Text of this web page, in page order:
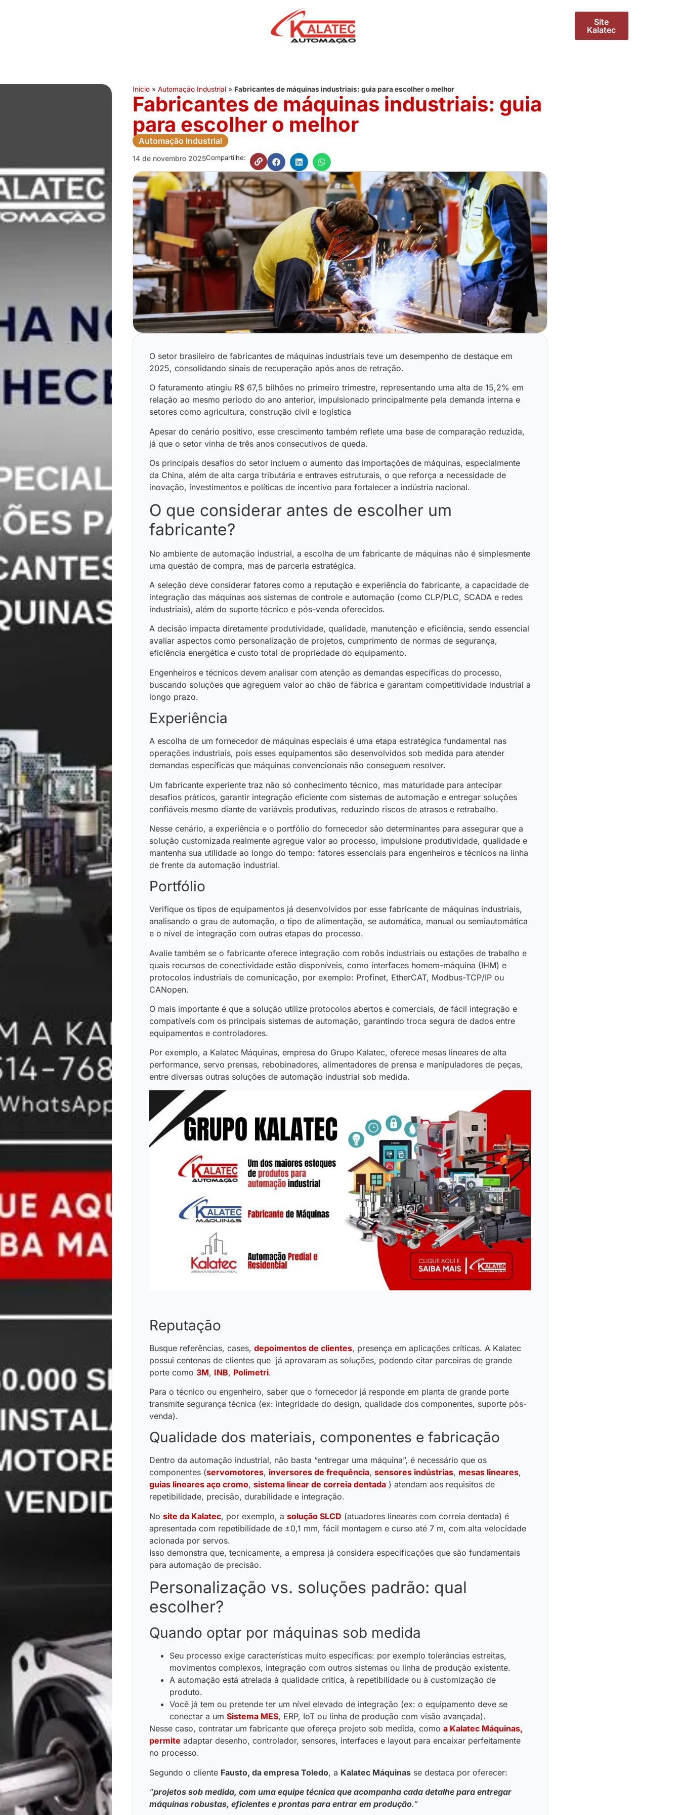
Site
Kalatec
Início » Automação Industrial » Fabricantes de máquinas industriais: guia para escolher o melhor
Fabricantes de máquinas industriais: guia
para escolher o melhor
Automação Industrial
14 de novembro 2025Compartilhe:
O setor brasileiro de fabricantes de máquinas industriais teve um desempenho de destaque em
2025, consolidando sinais de recuperação após anos de retração.
O faturamento atingiu R$ 67,5 bilhões no primeiro trimestre, representando uma alta de 15,2% em
relação ao mesmo período do ano anterior, impulsionado principalmente pela demanda interna e
setores como agricultura, construção civil e logística
Apesar do cenário positivo, esse crescimento também reflete uma base de comparação reduzida,
já que o setor vinha de três anos consecutivos de queda.
Os principais desafios do setor incluem o aumento das importações de máquinas, especialmente
da China, além de alta carga tributária e entraves estruturais, o que reforça a necessidade de
inovação, investimentos e políticas de incentivo para fortalecer a indústria nacional.
O que considerar antes de escolher um
fabricante?
No ambiente de automação industrial, a escolha de um fabricante de máquinas não é simplesmente
uma questão de compra, mas de parceria estratégica.
A seleção deve considerar fatores como a reputação e experiência do fabricante, a capacidade de
integração das máquinas aos sistemas de controle e automação (como CLP/PLC, SCADA e redes
industriais), além do suporte técnico e pós-venda oferecidos.
A decisão impacta diretamente produtividade, qualidade, manutenção e eficiência, sendo essencial
avaliar aspectos como personalização de projetos, cumprimento de normas de segurança,
eficiência energética e custo total de propriedade do equipamento.
Engenheiros e técnicos devem analisar com atenção as demandas específicas do processo,
buscando soluções que agreguem valor ao chão de fábrica e garantam competitividade industrial a
longo prazo.
Experiência
A escolha de um fornecedor de máquinas especiais é uma etapa estratégica fundamental nas
operações industriais, pois esses equipamentos são desenvolvidos sob medida para atender
demandas específicas que máquinas convencionais não conseguem resolver.
Um fabricante experiente traz não só conhecimento técnico, mas maturidade para antecipar
desafios práticos, garantir integração eficiente com sistemas de automação e entregar soluções
confiáveis mesmo diante de variáveis produtivas, reduzindo riscos de atrasos e retrabalho.
Nesse cenário, a experiência e o portfólio do fornecedor são determinantes para assegurar que a
solução customizada realmente agregue valor ao processo, impulsione produtividade, qualidade e
mantenha sua utilidade ao longo do tempo: fatores essenciais para engenheiros e técnicos na linha
de frente da automação industrial.
Portfólio
Verifique os tipos de equipamentos já desenvolvidos por esse fabricante de máquinas industriais,
analisando o grau de automação, o tipo de alimentação, se automática, manual ou semiautomática
e o nível de integração com outras etapas do processo.
Avalie também se o fabricante oferece integração com robôs industriais ou estações de trabalho e
quais recursos de conectividade estão disponíveis, como interfaces homem-máquina (IHM) e
protocolos industriais de comunicação, por exemplo: Profinet, EtherCAT, Modbus-TCP/IP ou
CANopen.
O mais importante é que a solução utilize protocolos abertos e comerciais, de fácil integração e
compatíveis com os principais sistemas de automação, garantindo troca segura de dados entre
equipamentos e controladores.
Por exemplo, a Kalatec Máquinas, empresa do Grupo Kalatec, oferece mesas lineares de alta
performance, servo prensas, rebobinadores, alimentadores de prensa e manipuladores de peças,
entre diversas outras soluções de automação industrial sob medida.
Reputação
Busque referências, cases, depoimentos de clientes, presença em aplicações críticas. A Kalatec
possui centenas de clientes que já aprovaram as soluções, podendo citar parceiras de grande
porte como 3M, INB, Polimetri.
Para o técnico ou engenheiro, saber que o fornecedor já responde em planta de grande porte
transmite segurança técnica (ex: integridade do design, qualidade dos componentes, suporte pós-
venda).
Qualidade dos materiais, componentes e fabricação
Dentro da automação industrial, não basta “entregar uma máquina”, é necessário que os
componentes (servomotores, inversores de frequência, sensores indústrias, mesas lineares,
guias lineares aço cromo, sistema linear de correia dentada ) atendam aos requisitos de
repetibilidade, precisão, durabilidade e integração.
No site da Kalatec, por exemplo, a solução SLCD (atuadores lineares com correia dentada) é
apresentada com repetibilidade de ±0,1 mm, fácil montagem e curso até 7 m, com alta velocidade
acionada por servos.
Isso demonstra que, tecnicamente, a empresa já considera especificações que são fundamentais
para automação de precisão.
Personalização vs. soluções padrão: qual
escolher?
Quando optar por máquinas sob medida
Seu processo exige características muito específicas: por exemplo tolerâncias estreitas,
movimentos complexos, integração com outros sistemas ou linha de produção existente.
A automação está atrelada à qualidade crítica, à repetibilidade ou à customização de
produto.
Você já tem ou pretende ter um nível elevado de integração (ex: o equipamento deve se
conectar a um Sistema MES, ERP, IoT ou linha de produção com visão avançada).
Nesse caso, contratar um fabricante que ofereça projeto sob medida, como a Kalatec Máquinas,
permite adaptar desenho, controlador, sensores, interfaces e layout para encaixar perfeitamente
no processo.
Segundo o cliente Fausto, da empresa Toledo, a Kalatec Máquinas se destaca por oferecer:
“projetos sob medida, com uma equipe técnica que acompanha cada detalhe para entregar
máquinas robustas, eficientes e prontas para entrar em produção.”